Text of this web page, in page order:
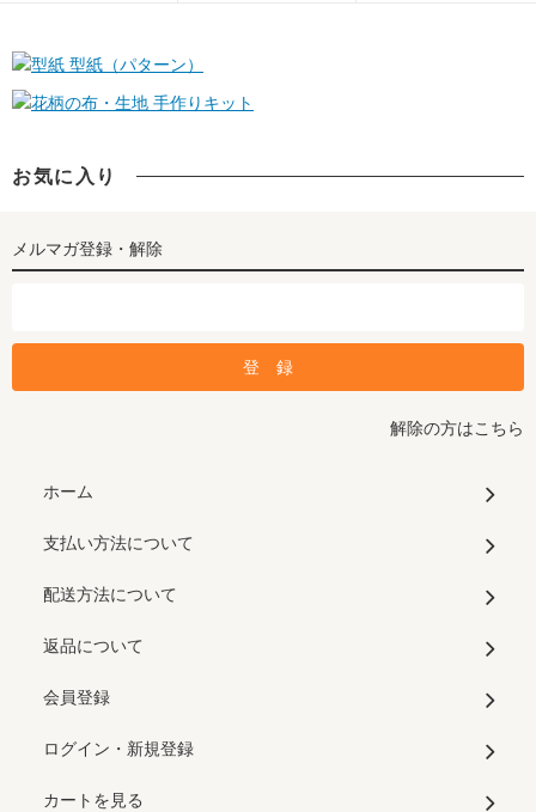
型紙（パターン）
手作りキット
お気に入り
メルマガ登録・解除
解除の方はこちら
ホーム
支払い方法について
配送方法について
返品について
会員登録
ログイン・新規登録
カートを見る